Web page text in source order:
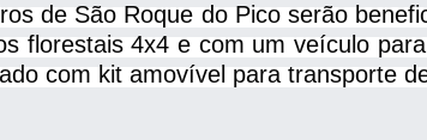
de São Roque do Pico serão
florestais 4x4 e com um veículo
com kit amovível para transporte